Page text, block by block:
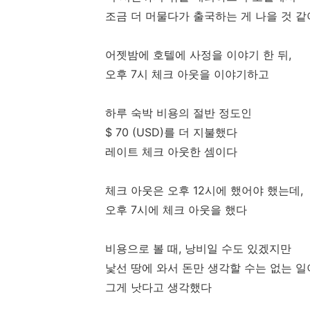
조금 더 머물다가 출국하는 게 나을 것 같
어젯밤에 호텔에 사정을 이야기 한 뒤,
오후 7시 체크 아웃을 이야기하고
하루 숙박 비용의 절반 정도인
$ 70 (USD)를 더 지불했다
레이트 체크 아웃한 셈이다
체크 아웃은 오후 12시에 했어야 했는데,
오후 7시에 체크 아웃을 했다
비용으로 볼 때, 낭비일 수도 있겠지만
낯선 땅에 와서 돈만 생각할 수는 없는 일
그게 낫다고 생각했다